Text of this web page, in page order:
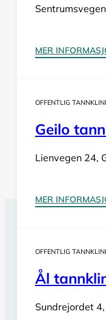
MER
OFFENTLIG
Geilo
Lienvegen 24,
MER
OFFENTLIG
Ål
Sundrejordet
Har du behov for
også i helger og